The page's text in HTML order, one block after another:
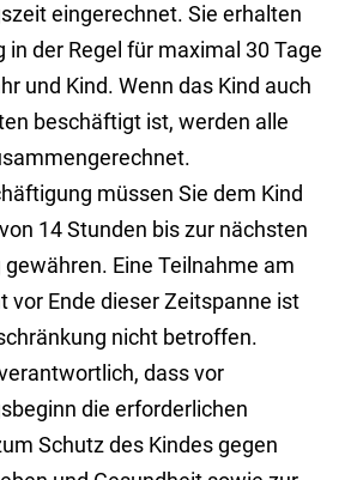
eingerechnet. Sie erhalten
in der Regel für maximal 30 Tage
und Kind. Wenn das Kind auch
beschäftigt ist, werden alle
müssen Sie dem Kind
14 Stunden bis zur nächsten
Eine Teilnahme am
vor Ende dieser Zeitspanne ist
nicht betroffen.
dass vor
die erforderlichen
Schutz des Kindes gegen